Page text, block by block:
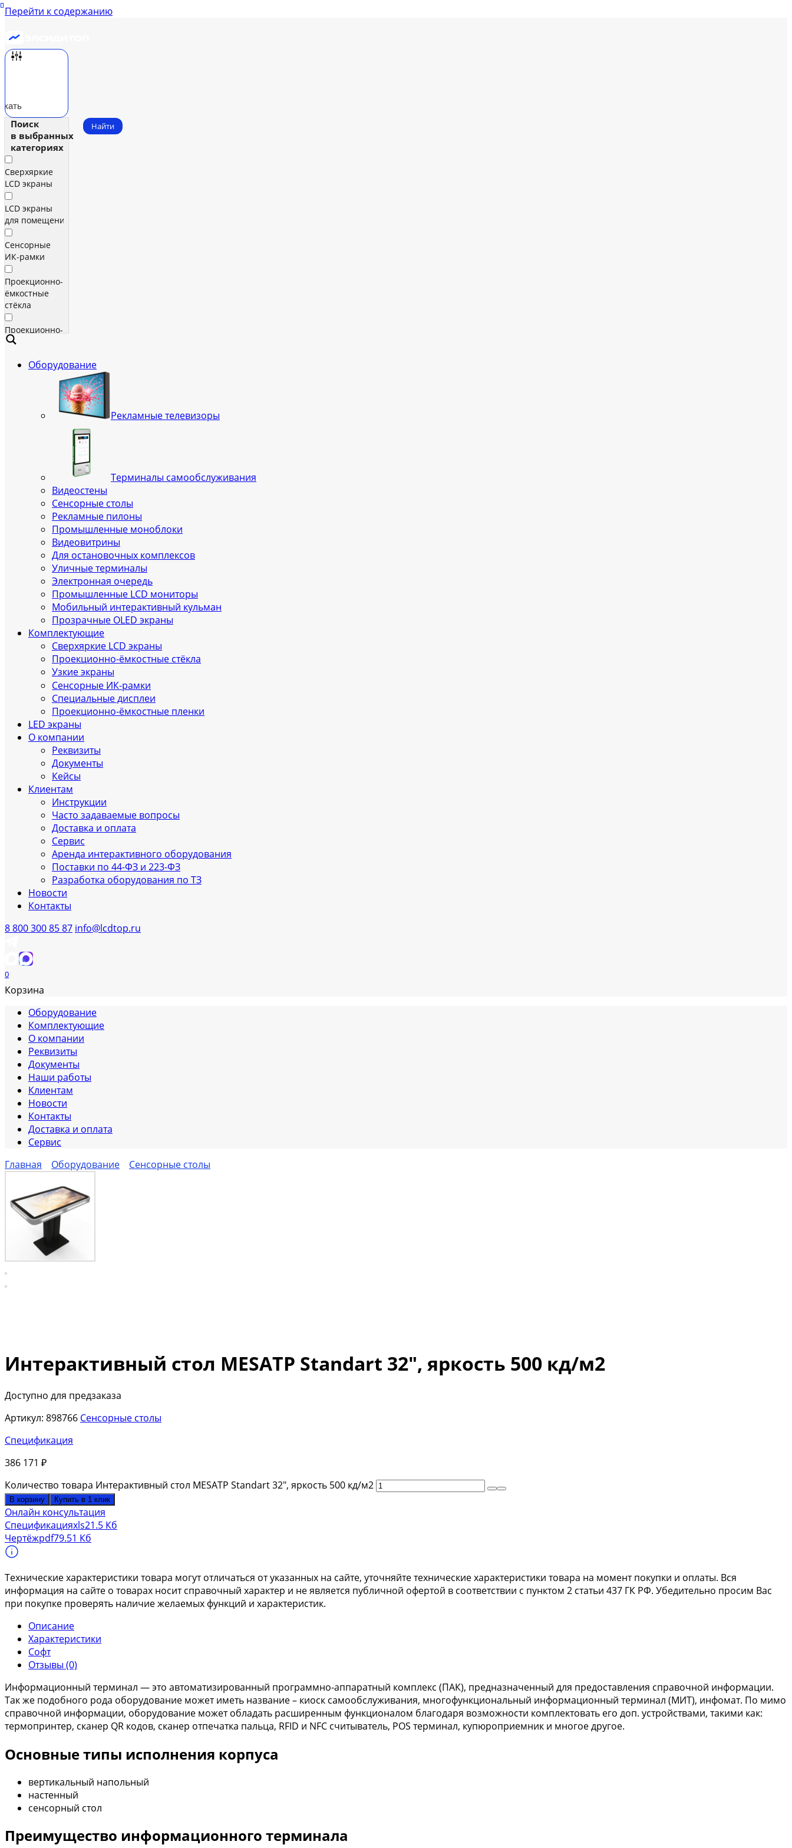
Перейти к содержанию
Поиск
в выбранных
категориях
Сверхяркие
LCD экраны
LCD экраны
для помещений
Сенсорные
ИК‑рамки
Проекционно-
ёмкостные
стёкла
Проекционно-
ёмкостные
Всепогодные
телевизоры
(уличные)
Найти
Оборудование
Рекламные телевизоры
Терминалы самообслуживания
Видеостены
Сенсорные столы
Рекламные пилоны
Промышленные моноблоки
Видеовитрины
Для остановочных комплексов
Уличные терминалы
Электронная очередь
Промышленные LCD мониторы
Мобильный интерактивный кульман
Прозрачные OLED экраны
Комплектующие
Сверхяркие LCD экраны
Проекционно-ёмкостные стёкла
Узкие экраны
Сенсорные ИК‑рамки
Специальные дисплеи
Проекционно-ёмкостные пленки
LED экраны
О компании
Реквизиты
Документы
Кейсы
Клиентам
Инструкции
Часто задаваемые вопросы
Доставка и оплата
Сервис
Аренда интерактивного оборудования
Поставки по 44-ФЗ и 223-ФЗ
Разработка оборудования по ТЗ
Новости
Контакты
8 800 300 85 87 info@lcdtop.ru
0
Корзина
Оборудование
Комплектующие
О компании
Реквизиты
Документы
Наши работы
Клиентам
Новости
Контакты
Доставка и оплата
Сервис
Главная
Оборудование Сенсорные столы
Интерактивный стол MESATP Standart 32″, яркость 500 кд/м2
Доступно для предзаказа
Артикул: 898766 Сенсорные столы
Спецификация
386 171 ₽
Количество товара Интерактивный стол MESATP Standart 32″, яркость 500 кд/м2
В корзину Купить в 1 клик
Онлайн консультация
Спецификацияxls21.5 Кб
Чертёжpdf79.51 Кб
Технические характеристики товара могут отличаться от указанных на сайте, уточняйте технические характеристики товара на момент покупки и оплаты. Вся
информация на сайте о товарах носит справочный характер и не является публичной офертой в соответствии с пунктом 2 статьи 437 ГК РФ. Убедительно просим Вас
при покупке проверять наличие желаемых функций и характеристик.
Описание
Характеристики
Софт
Отзывы (0)
Информационный терминал — это автоматизированный программно-аппаратный комплекс (ПАК), предназначенный для предоставления справочной информации.
Так же подобного рода оборудование может иметь название – киоск самообслуживания, многофункциональный информационный терминал (МИТ), инфомат. По мимо
справочной информации, оборудование может обладать расширенным функционалом благодаря возможности комплектовать его доп. устройствами, такими как:
термопринтер, сканер QR кодов, сканер отпечатка пальца, RFID и NFC считыватель, POS терминал, купюроприемник и многое другое.
Основные типы исполнения корпуса
вертикальный напольный
настенный
сенсорный стол
Преимущество информационного терминала